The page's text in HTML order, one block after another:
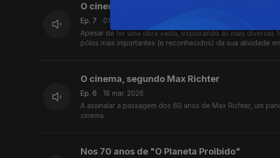
O cinema segundo Michael Nyman
Ep. 7
01 abr. 2026
Apesar de ter uma obra vasta, explorando as mais diversas
pólos mais importantes (e reconhecidos) da sua atividade
O cinema, segundo Max Richter
Ep. 6
18 mar. 2026
A assinalar a passagem dos 60 anos de Max Richter, um
cinema.
Nos 70 anos de "O Planeta Proibido"